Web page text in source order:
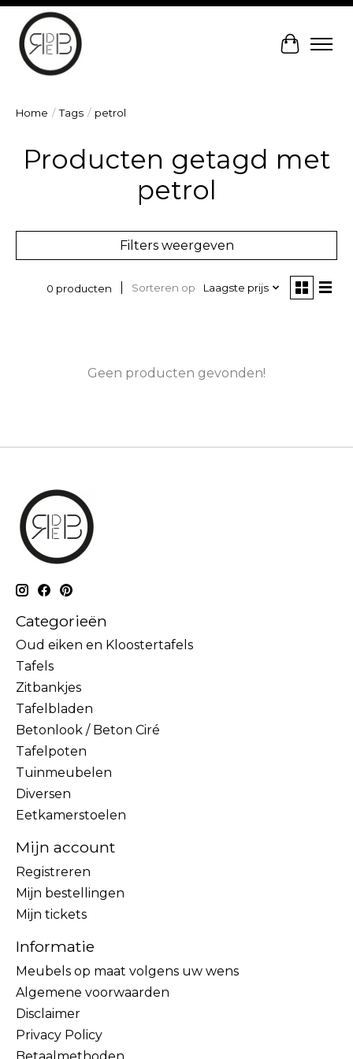
Home / Tags / petrol
Producten getagd met
petrol
Filters weergeven
0 producten Sorteren op Laagste prijs
Geen producten gevonden!
Categorieën
Oud eiken en Kloostertafels
Tafels
Zitbankjes
Tafelbladen
Betonlook / Beton Ciré
Tafelpoten
Tuinmeubelen
Diversen
Eetkamerstoelen
Mijn account
Registreren
Mijn bestellingen
Mijn tickets
Informatie
Meubels op maat volgens uw wens
Algemene voorwaarden
Disclaimer
Privacy Policy
Betaalmethoden